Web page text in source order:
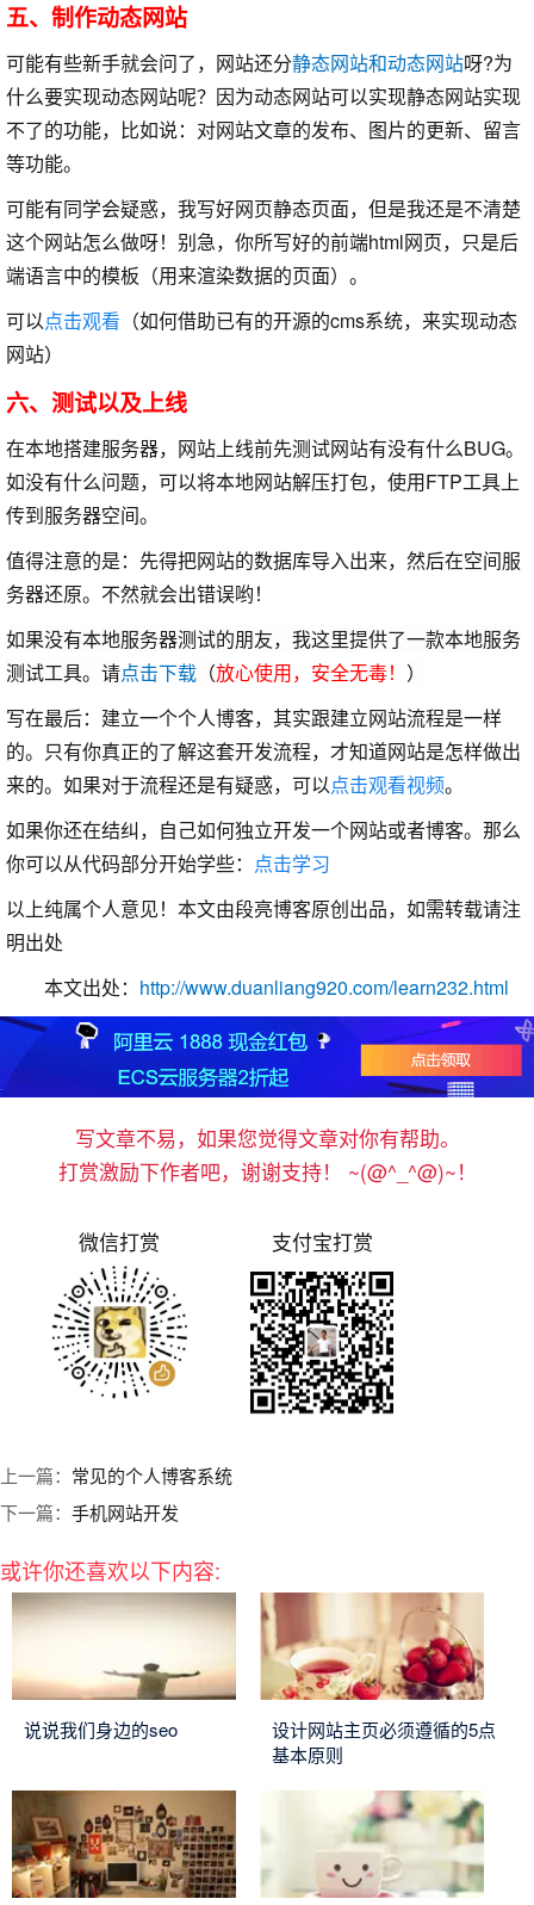
五、制作动态网站
可能有些新手就会问了，网站还分静态网站和动态网站呀?为
什么要实现动态网站呢？因为动态网站可以实现静态网站实现
不了的功能，比如说：对网站文章的发布、图片的更新、留言
等功能。
可能有同学会疑惑，我写好网页静态页面，但是我还是不清楚
这个网站怎么做呀！别急，你所写好的前端html网页，只是后
端语言中的模板（用来渲染数据的页面）。
可以点击观看 （如何借助已有的开源的cms系统，来实现动态
网站）
六、测试以及上线
在本地搭建服务器，网站上线前先测试网站有没有什么BUG。
如没有什么问题，可以将本地网站解压打包，使用FTP工具上
传到服务器空间。
值得注意的是：先得把网站的数据库导入出来，然后在空间服
务器还原。不然就会出错误哟！
如果没有本地服务器测试的朋友，我这里提供了一款本地服务
测试工具。请点击下载 （放心使用，安全无毒！ ）
写在最后：建立一个个人博客，其实跟建立网站流程是一样
的。只有你真正的了解这套开发流程，才知道网站是怎样做出
来的。如果对于流程还是有疑惑，可以点击观看视频。
如果你还在结纠，自己如何独立开发一个网站或者博客。那么
你可以从代码部分开始学些： 点击学习
以上纯属个人意见！本文由段亮博客原创出品，如需转载请注
明出处
本文出处： http://www.duanliang920.com/learn232.html
写文章不易，如果您觉得文章对你有帮助。
打赏激励下作者吧，谢谢支持！ ~(@^_^@)~！
微信打赏 支付宝打赏
上一篇： 常见的个人博客系统
下一篇： 手机网站开发
或许你还喜欢以下内容:
说说我们身边的seo
设计网站主页必须遵循的5点
基本原则